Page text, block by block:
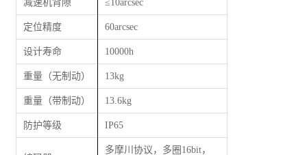
减速机背隙 ≤10arcsec
定位精度 60arcsec
设计寿命 10000h
重量（无制动） 13kg
重量（带制动） 13.6kg
防护等级 IP65
多摩川协议，多圈16bit，